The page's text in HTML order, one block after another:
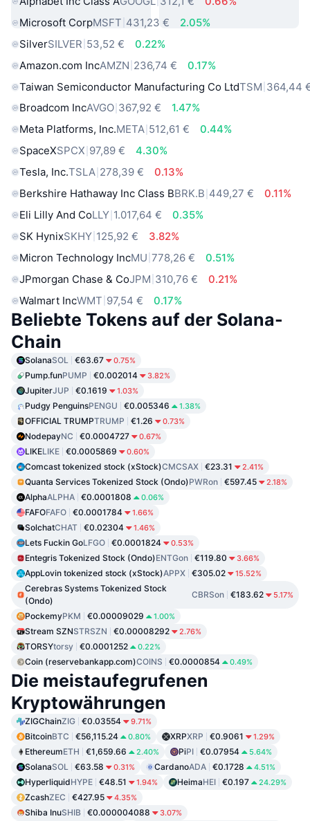
Microsoft CorpMSFT 431,23 €
2.05%
SilverSILVER 53,52 €
0.22%
Amazon.com IncAMZN 236,74 €
0.17%
Taiwan Semiconductor Manufacturing Co LtdTSM 364,44
Broadcom IncAVGO 367,92 €
1.47%
Meta Platforms, Inc.META 512,61 €
0.44%
SpaceXSPCX 97,89 €
4.30%
Tesla, Inc.TSLA 278,39 €
0.13%
Berkshire Hathaway Inc Class BBRK.B 449,27 €
0.11%
Eli Lilly And CoLLY 1.017,64 €
0.35%
SK HynixSKHY 125,92 €
3.82%
Micron Technology IncMU 778,26 €
0.51%
JPmorgan Chase & CoJPM 310,76 €
0.21%
Walmart IncWMT 97,54 € 0.17%
Beliebte Tokens auf der Solana-
Chain
SolanaSOL €63.67 0.75%
Pump.funPUMP €0.002014 3.82%
JupiterJUP €0.1619 1.03%
Pudgy PenguinsPENGU €0.005346 1.38%
OFFICIAL TRUMPTRUMP €1.26 0.73%
NodepayNC €0.0004727 0.67%
LIKELIKE €0.0005869 0.60%
Comcast tokenized stock (xStock)CMCSAX €23.31 2.41%
Quanta Services Tokenized Stock (Ondo)PWRon €597.45 2.18%
AlphaALPHA €0.0001808 0.06%
FAFOFAFO €0.0001784 1.66%
SolchatCHAT €0.02304 1.46%
Lets Fuckin GoLFGO €0.0001824 0.53%
Entegris Tokenized Stock (Ondo)ENTGon €119.80 3.66%
AppLovin tokenized stock (xStock)APPX €305.02 15.52%
Cerebras Systems Tokenized Stock
(Ondo)
CBRSon €183.62 5.17%
PockemyPKM €0.00009029 1.00%
Stream SZNSTRSZN €0.00008292 2.76%
TORSYtorsy €0.0001252 0.22%
Coin (reservebankapp.com)COINS €0.0000854 0.49%
Die meistaufegrufenen
Kryptowährungen
ZIGChainZIG €0.03554 9.71%
BitcoinBTC €56,115.24 0.80% XRPXRP €0.9061 1.29%
EthereumETH €1,659.66 2.40% PiPI €0.07954 5.64%
SolanaSOL €63.58 0.31% CardanoADA €0.1728 4.51%
HyperliquidHYPE €48.51 1.94% HeimaHEI €0.197 24.29%
ZcashZEC €427.95 4.35%
Shiba InuSHIB €0.000004088 3.07%